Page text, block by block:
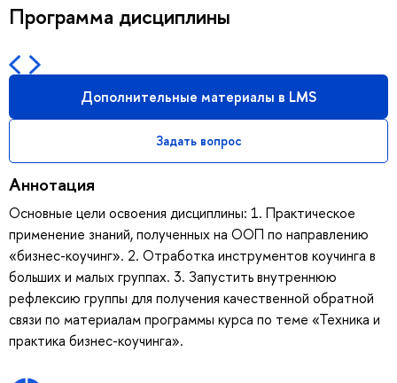
Программа дисциплины
Дополнительные материалы в LMS
Задать вопрос
Аннотация
Основные цели освоения дисциплины: 1. Практическое
применение знаний, полученных на ООП по направлению
«бизнес-коучинг». 2. Отработка инструментов коучинга в
больших и малых группах. 3. Запустить внутреннюю
рефлексию группы для получения качественной обратной
связи по материалам программы курса по теме «Техника и
практика бизнес-коучинга».